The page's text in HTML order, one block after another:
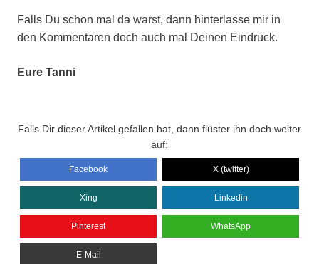
Falls Du schon mal da warst, dann hinterlasse mir in
den Kommentaren doch auch mal Deinen Eindruck.
Eure Tanni
Falls Dir dieser Artikel gefallen hat, dann flüster ihn doch weiter
auf:
Facebook X (twitter)
Xing Linkedin
Pinterest WhatsApp
E-Mail